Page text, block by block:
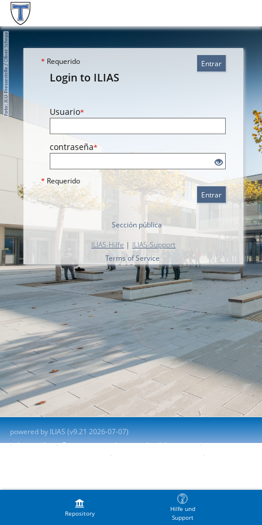
Repository
Hilfe und
Support
Entrar
* Requerido
Login to ILIAS
Usuario*
contraseña*
* Requerido
Entrar
Sección pública
ILIAS-Hilfe | ILIAS-Support
Terms of Service
powered by ILIAS (v9.21 2026-07-07)
Impresión
Contactar con administrador del sistema